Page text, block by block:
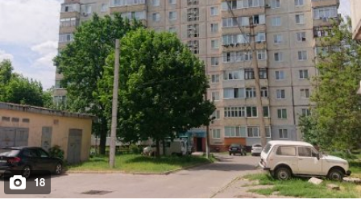
орендарів. Гарантуємо об'єктивну оцінку, якісну рекламну
компанію та юридичну підтримку. Юридичний супровід угод до
моменту вручення правовстановлюючих документів, перевірка
нерухомості на наявність арештів, обтяжень, і.т.п. З повагою
агенство нерухомості "ЄвроДім"
18